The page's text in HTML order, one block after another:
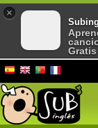
×